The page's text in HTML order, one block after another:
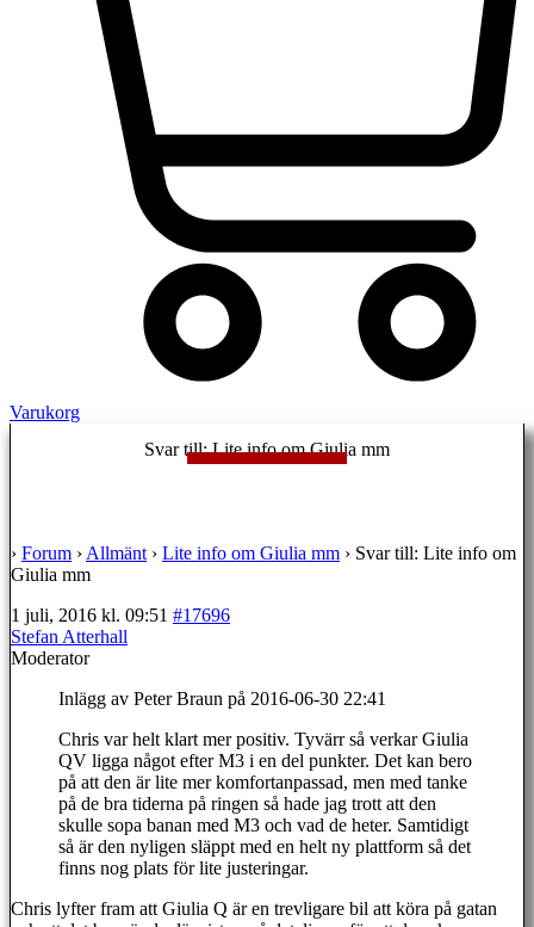
Varukorg
Svar till: Lite info om Giulia mm
› Forum › Allmänt › Lite info om Giulia mm › Svar till: Lite info om
Giulia mm
1 juli, 2016 kl. 09:51 #17696
Stefan Atterhall
Moderator
Inlägg av Peter Braun på 2016-06-30 22:41
Chris var helt klart mer positiv. Tyvärr så verkar Giulia
QV ligga något efter M3 i en del punkter. Det kan bero
på att den är lite mer komfortanpassad, men med tanke
på de bra tiderna på ringen så hade jag trott att den
skulle sopa banan med M3 och vad de heter. Samtidigt
så är den nyligen släppt med en helt ny plattform så det
finns nog plats för lite justeringar.
Chris lyfter fram att Giulia Q är en trevligare bil att köra på gatan